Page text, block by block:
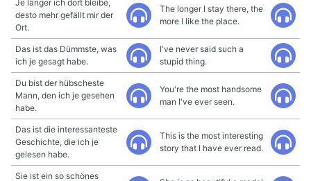
Je länger ich dort bleibe,
desto mehr gefällt mir der
Ort.
The longer I stay there, the
more I like the place.
Das ist das Dümmste, was
ich je gesagt habe.
I've never said such a
stupid thing.
Du bist der hübscheste
Mann, den ich je gesehen
habe.
You're the most handsome
man I've ever seen.
Das ist die interessanteste
Geschichte, die ich je
gelesen habe.
This is the most interesting
story that I have ever read.
Sie ist ein so schönes